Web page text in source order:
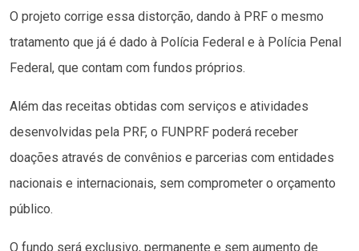
O projeto corrige essa distorção, dando à PRF o mesmo
tratamento que já é dado à Polícia Federal e à Polícia Penal
Federal, que contam com fundos próprios.
Além das receitas obtidas com serviços e atividades
desenvolvidas pela PRF, o FUNPRF poderá receber
doações através de convênios e parcerias com entidades
nacionais e internacionais, sem comprometer o orçamento
público.
O fundo será exclusivo, permanente e sem aumento de